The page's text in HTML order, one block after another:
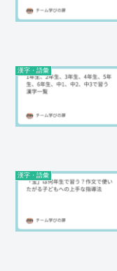
漢字・語彙
漢字・語彙